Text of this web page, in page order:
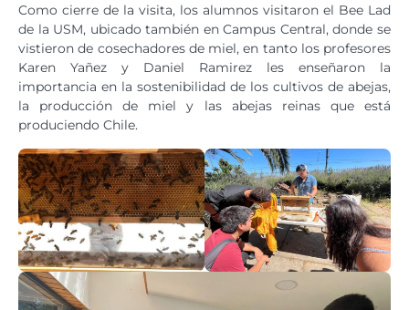
Como cierre de la visita, los alumnos visitaron el Bee Lad
de la USM, ubicado también en Campus Central, donde se
vistieron de cosechadores de miel, en tanto los profesores
Karen Yañez y Daniel Ramirez les enseñaron la
importancia en la sostenibilidad de los cultivos de abejas,
la producción de miel y las abejas reinas que está
produciendo Chile.